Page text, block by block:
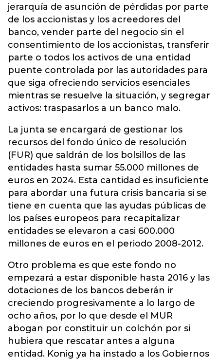
jerarquía de asunción de pérdidas por parte
de los accionistas y los acreedores del
banco, vender parte del negocio sin el
consentimiento de los accionistas, transferir
parte o todos los activos de una entidad
puente controlada por las autoridades para
que siga ofreciendo servicios esenciales
mientras se resuelve la situación, y segregar
activos: traspasarlos a un banco malo.
La junta se encargará de gestionar los
recursos del fondo único de resolución
(FUR) que saldrán de los bolsillos de las
entidades hasta sumar 55.000 millones de
euros en 2024. Esta cantidad es insuficiente
para abordar una futura crisis bancaria si se
tiene en cuenta que las ayudas públicas de
los países europeos para recapitalizar
entidades se elevaron a casi 600.000
millones de euros en el periodo 2008-2012.
Otro problema es que este fondo no
empezará a estar disponible hasta 2016 y las
dotaciones de los bancos deberán ir
creciendo progresivamente a lo largo de
ocho años, por lo que desde el MUR
abogan por constituir un colchón por si
hubiera que rescatar antes a alguna
entidad. Konig ya ha instado a los Gobiernos